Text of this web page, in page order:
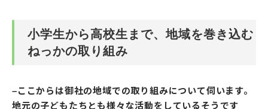
小学生から高校生まで、地域を巻き込む
ねっかの取り組み
–ここからは御社の地域での取り組みについて伺います。
地元の子どもたちとも様々な活動をしているそうです